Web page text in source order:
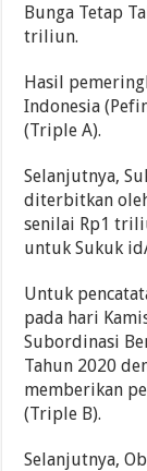
Bunga Tetap
triliun.
Hasil
Indonesia
(Triple A).
Selanjutnya,
diterbitkan
senilai Rp1
untuk Sukuk
Untuk
pada hari
Subordinasi
Tahun 2020
memberikan
(Triple B).
Selanjutnya,